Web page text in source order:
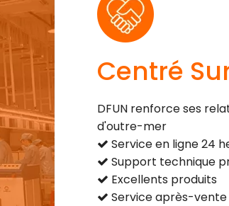
Centré
DFUN renforce ses
d'outre-mer
 Service en ligne 24
 Support technique
 Excellents produits
 Service après-